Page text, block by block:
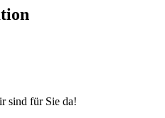
sind für Sie da!